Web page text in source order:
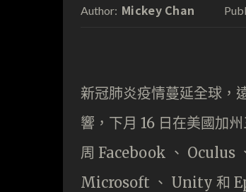
Author: Mickey Chan
新冠肺炎疫情蔓延全球，
響，下月 16 日在美國加
周 Facebook 、 Oculus
Microsoft 、 Unity 和